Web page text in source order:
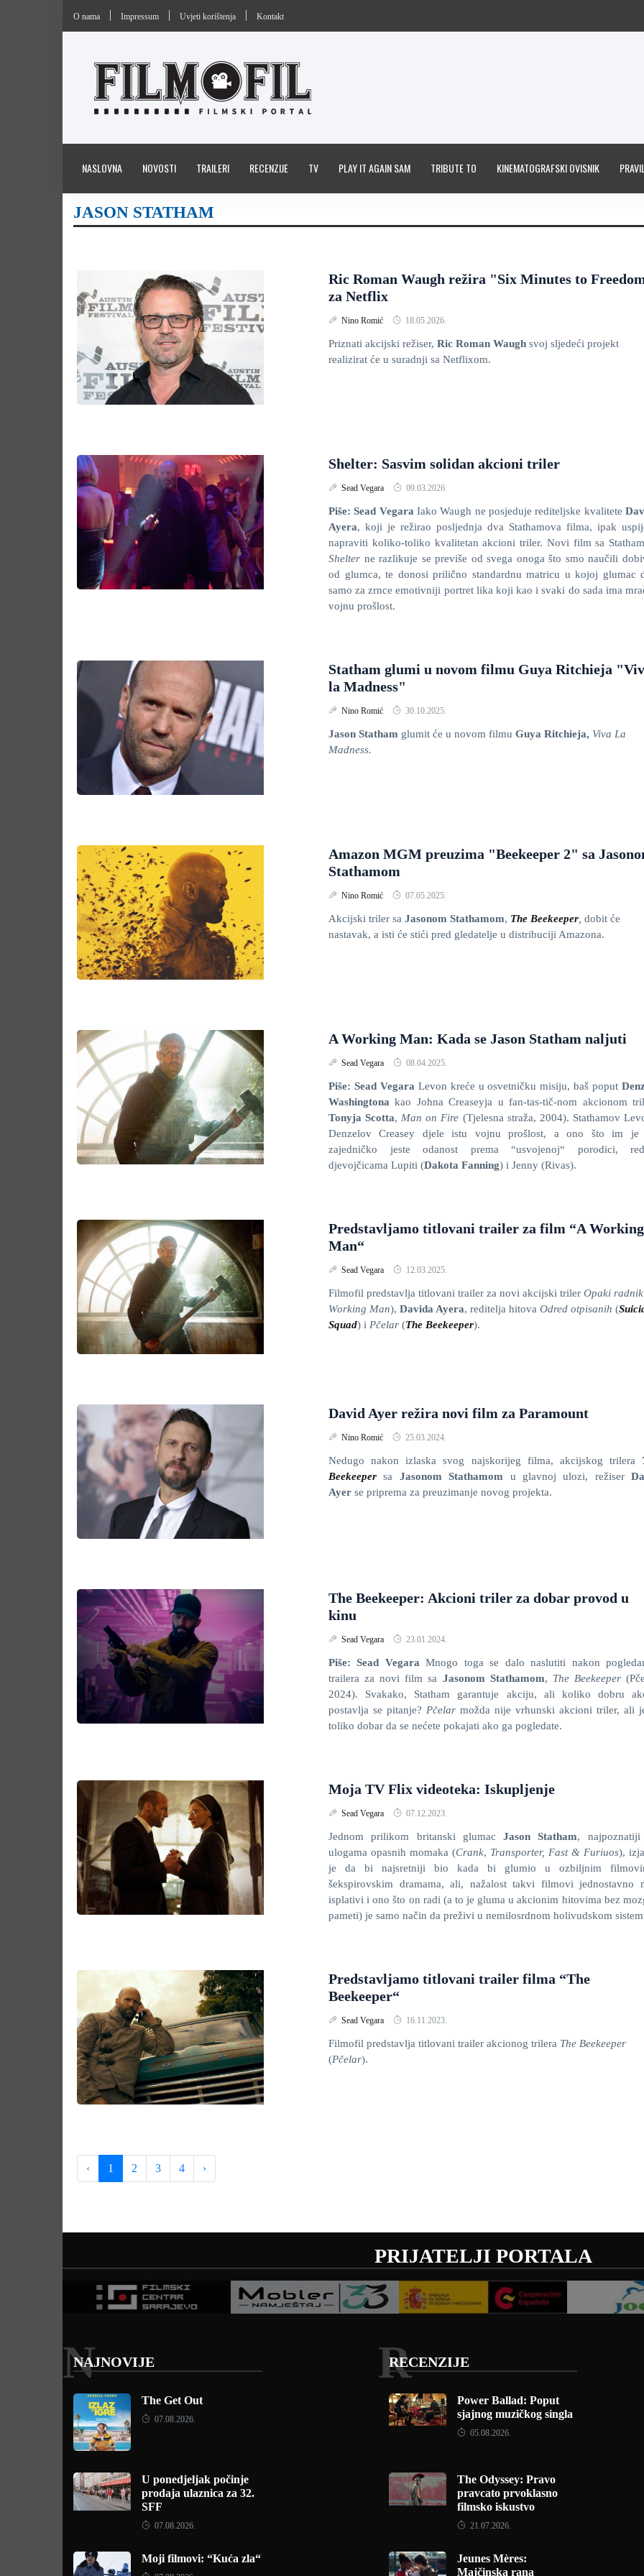
O nama Impressum Uvjeti korištenja Kontakt
NASLOVNA NOVOSTI TRAILERI RECENZIJE TV PLAY IT AGAIN SAM TRIBUTE TO KINEMATOGRAFSKI OVISNIK
JASON STATHAM
Ric Roman Waugh režira "Six Minutes to
za Netflix
Nino Romić 18.05.2026.
Priznati akcijski režiser, Ric Roman Waugh svoj sljedeći projekt
realizirat će u suradnji sa Netflixom.
Shelter: Sasvim solidan akcioni triler
Sead Vegara 09.03.2026.
Piše: Sead Vegara Iako Waugh ne posjeduje rediteljske kvalitete
Ayera, koji je režirao posljednja dva Stathamova filma, ipak
napraviti koliko-toliko kvalitetan akcioni triler. Novi film sa
Shelter ne razlikuje se previše od svega onoga što smo naučili
od glumca, te donosi prilično standardnu matricu u kojoj glumac
samo za zrnce emotivniji portret lika koji kao i svaki do sada ima
vojnu prošlost.
Statham glumi u novom filmu Guya Ritchieja
la Madness"
Nino Romić 30.10.2025.
Jason Statham glumit će u novom filmu Guya Ritchieja, Viva La
Madness.
Amazon MGM preuzima "Beekeeper 2" sa
Stathamom
Nino Romić 07.05.2025.
Akcijski triler sa Jasonom Stathamom, The Beekeeper dobit će
nastavak, a isti će stići pred gledatelje u distribuciji Amazona.
A Working Man: Kada se Jason Statham naljuti
Sead Vegara 08.04.2025.
Piše: Sead Vegara Levon kreće u osvetničku misiju, baš poput
Washingtona kao Johna Creaseyja u fan-tas-tič-nom akcionom
Tonyja Scotta, Man on Fire (Tjelesna straža, 2004). Stathamov
Denzelov Creasey djele istu vojnu prošlost, a ono što im je
zajedničko jeste odanost prema “usvojenoj“ porodici,
djevojčicama Lupiti (Dakota Fanning) i Jenny (Rivas).
Predstavljamo titlovani trailer za film “A Working
Man“
Sead Vegara 12.03.2025.
Filmofil predstavlja titlovani trailer za novi akcijski triler Opaki radnik
Working Man), Davida Ayera, reditelja hitova Odred otpisanih (
Squad) i Pčelar (The Beekeeper).
David Ayer režira novi film za Paramount
Nino Romić 25.03.2024.
Nedugo nakon izlaska svog najskorijeg filma, akcijskog trilera
Beekeeper sa Jasonom Stathamom u glavnoj ulozi, režiser
Ayer se priprema za preuzimanje novog projekta.
The Beekeeper: Akcioni triler za dobar provod u
kinu
Sead Vegara 23.01.2024.
Piše: Sead Vegara Mnogo toga se dalo naslutiti nakon
trailera za novi film sa Jasonom Stathamom, The Beekeeper
2024). Svakako, Statham garantuje akciju, ali koliko dobru
postavlja se pitanje? Pčelar možda nije vrhunski akcioni triler, ali
toliko dobar da se nećete pokajati ako ga pogledate.
Moja TV Flix videoteka: Iskupljenje
Sead Vegara 07.12.2023.
Jednom prilikom britanski glumacJason Statham,
ulogama opasnih momaka (Crank, Transporter, Fast & Furiuos),
je da bi najsretniji bio kada bi glumio u ozbiljnim
šekspirovskim dramama, ali, nažalost takvi filmovi jednostavno
isplativi i ono što on radi (a to je gluma u akcionim hitovima bez
pameti) je samo način da preživi u nemilosrdnom holivudskom
Predstavljamo titlovani trailer filma “The
Beekeeper“
Sead Vegara 16.11.2023.
Filmofil predstavlja titlovani trailer akcionog trilera The Beekeeper
(Pčelar).
‹ 1 2 3 4 ›
PRIJATELJI PORTALA
NAJNOVIJE
N
The Get Out
07.08.2026.
U ponedjeljak počinje
prodaja ulaznica za 32.
SFF
07.08.2026.
Moji filmovi: “Kuća zla“
RECENZIJE
R
Power Ballad: Poput
sjajnog muzičkog singla
05.08.2026.
The Odyssey: Pravo
pravcato prvoklasno
filmsko iskustvo
21.07.2026.
Jeunes Mères:
Majčinska rana